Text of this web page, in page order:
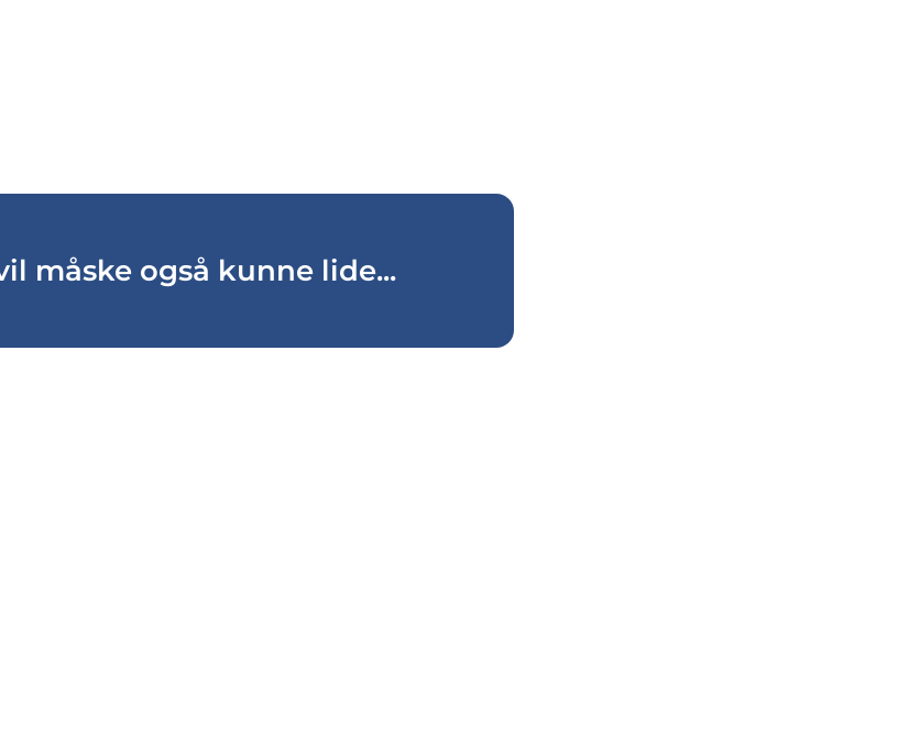
måske også kunne lide...